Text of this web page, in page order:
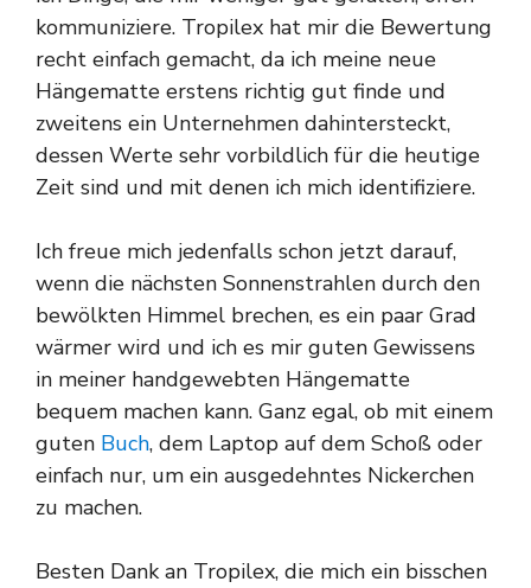
kommuniziere. Tropilex hat mir die Bewertung
recht einfach gemacht, da ich meine neue
Hängematte erstens richtig gut finde und
zweitens ein Unternehmen dahintersteckt,
dessen Werte sehr vorbildlich für die heutige
Zeit sind und mit denen ich mich identifiziere.
Ich freue mich jedenfalls schon jetzt darauf,
wenn die nächsten Sonnenstrahlen durch den
bewölkten Himmel brechen, es ein paar Grad
wärmer wird und ich es mir guten Gewissens
in meiner handgewebten Hängematte
bequem machen kann. Ganz egal, ob mit einem
guten Buch, dem Laptop auf dem Schoß oder
einfach nur, um ein ausgedehntes Nickerchen
zu machen.
Besten Dank an Tropilex, die mich ein bisschen